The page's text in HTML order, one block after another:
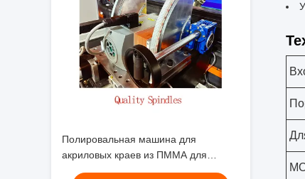
Полировальная машина для
акриловых краев из ПММА для
полировки акриловых изделий из ПС,